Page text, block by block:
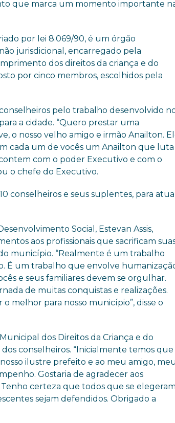
que marca um momento importante
por lei 8.069/90, é um órgão
jurisdicional, encarregado pela
dos direitos da criança e do
por cinco membros, escolhidos pela
pelo trabalho desenvolvido
a cidade. “Quero prestar uma
o nosso velho amigo e irmãoAnailton.
cada um de vocês umAnailton que luta
com o poder Executivo e com o
o chefe do Executivo.
conselheiros e seus suplentes, para
Social, Estevan Assis,
aos profissionais que sacrificam
município. “Realmente é um trabalho
É um trabalho que envolve
e seus familiares devem se orgulhar.
de muitas conquistas e realizações.
melhor para nosso município”, disse o
dos Direitos da Criança e do
conselheiros. “Inicialmente temos que
ilustre prefeito e ao meu amigo, meu
Gostaria de agradecer aos
certeza que todos que se elegeram
sejam defendidos. Obrigado a